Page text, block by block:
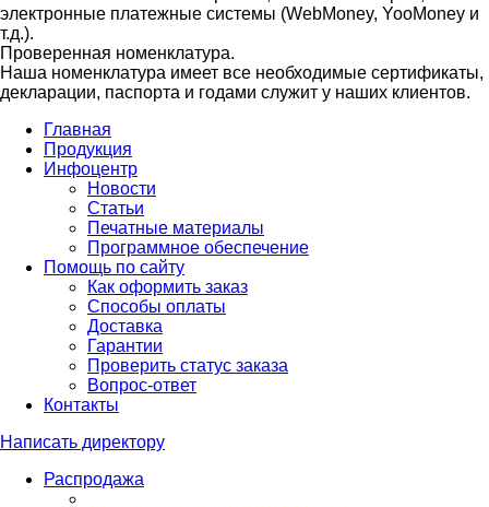
электронные платежные системы (WebMoney, YooMoney и
т.д.).
Проверенная номенклатура.
Наша номенклатура имеет все необходимые сертификаты,
декларации, паспорта и годами служит у наших клиентов.
Главная
Продукция
Инфоцентр
Новости
Статьи
Печатные материалы
Программное обеспечение
Помощь по сайту
Как оформить заказ
Способы оплаты
Доставка
Гарантии
Проверить статус заказа
Вопрос-ответ
Контакты
Написать директору
Распродажа